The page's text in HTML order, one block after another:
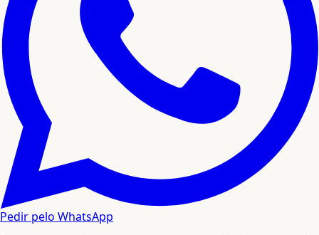
Pedir pelo WhatsApp